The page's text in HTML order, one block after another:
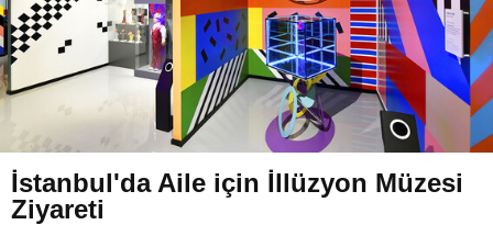
İstanbul'da Aile için İllüzyon Müzesi
Ziyareti